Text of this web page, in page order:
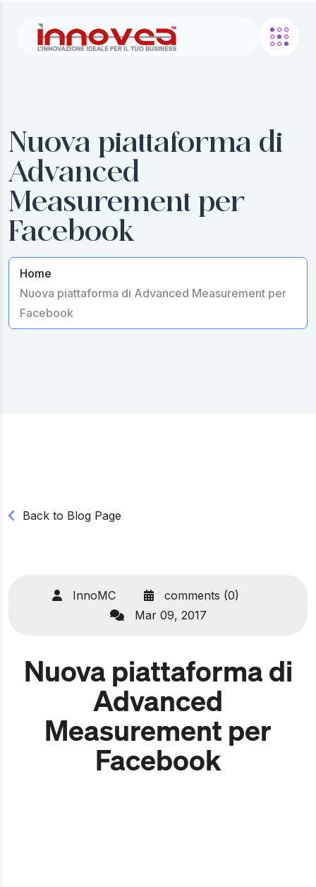
Nuova piattaforma di
Advanced
Measurement per
Facebook
Home
Nuova piattaforma di Advanced Measurement per
Facebook
Back to Blog Page
InnoMC
comments (0)
Mar 09, 2017
Nuova piattaforma di
Advanced
Measurement per
Facebook